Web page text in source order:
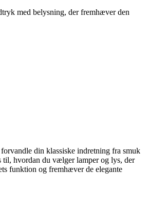
med belysning, der fremhæver den
din klassiske indretning fra smuk
til, hvordan du vælger lamper og lys, der
funktion og fremhæver de elegante